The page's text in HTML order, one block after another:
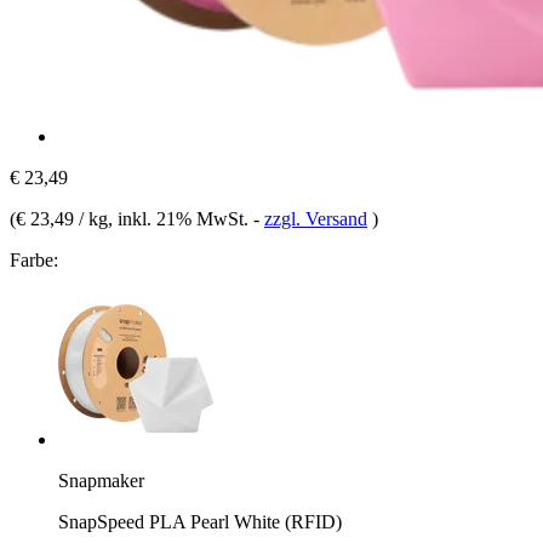
€ 23,49
(€ 23,49 / kg, inkl. 21% MwSt. - zzgl. Versand )
Farbe:
Snapmaker
SnapSpeed PLA Pearl White (RFID)